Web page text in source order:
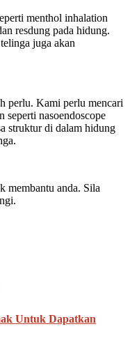
menthol inhalation
resdung pada hidung.
juga akan
perlu. Kami perlu mencari
seperti nasoendoscope
struktur di dalam hidung
membantu anda. Sila
Untuk Dapatkan